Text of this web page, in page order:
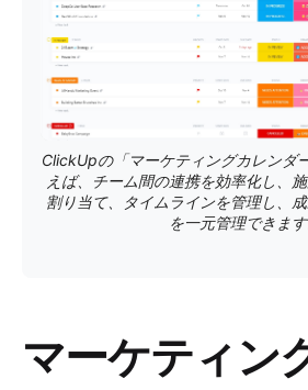
ClickUpの「マーケティングカレンダ
えば、チーム間の連携を効率化し、
割り当て、タイムラインを管理し、
を一元管理できます
マーケティン